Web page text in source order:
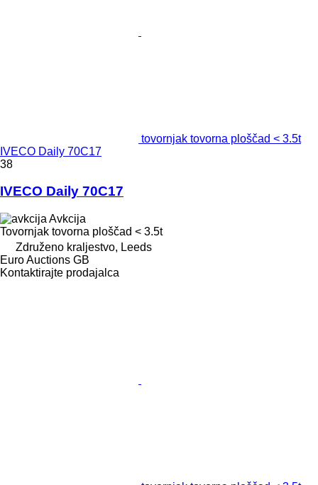
tovornjak tovorna ploščad < 3.5t
IVECO Daily 70C17
38
IVECO Daily 70C17
Avkcija
Tovornjak tovorna ploščad < 3.5t
Združeno kraljestvo, Leeds
Euro Auctions GB
Kontaktirajte prodajalca